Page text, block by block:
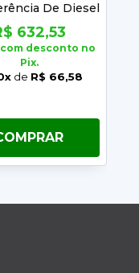
De Diesel
Filtro 303
Yamaguchi
632,53
desconto no
Pix.
de R$ 66,58